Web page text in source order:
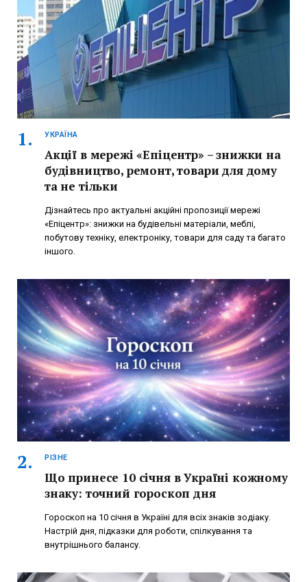
УКРАЇНА
Акції в мережі «Епіцентр» – знижки на
будівництво, ремонт, товари для дому
та не тільки
Дізнайтесь про актуальні акційні пропозиції мережі
«Епіцентр»: знижки на будівельні матеріали, меблі,
побутову техніку, електроніку, товари для саду та багато
іншого.
РІЗНЕ
Що принесе 10 січня в Україні кожному
знаку: точний гороскоп дня
Гороскоп на 10 січня в Україні для всіх знаків зодіаку.
Настрій дня, підказки для роботи, спілкування та
внутрішнього балансу.